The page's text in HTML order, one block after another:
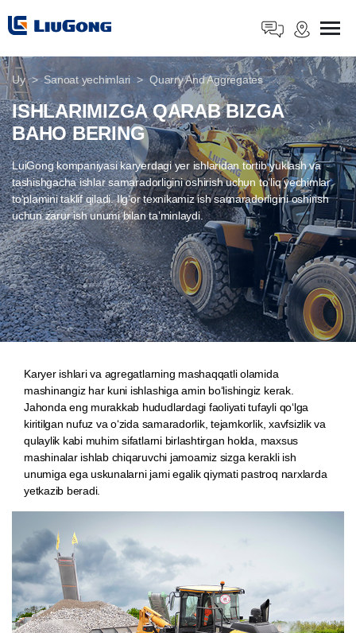
Uy Sanoat yechimlari Quarry And Aggregates
ISHLARIMIZGA QARAB BIZGA
BAHO BERING
LuiGong kompaniyasi karyerdagi yer ishlaridan tortib yuklash va
tashishgacha ishlar samaradorligini oshirish uchun toʻliq yechimlar
toʻplamini taklif qiladi. Ilgʻor texnikamiz ish samaradorligini oshirish
uchun zarur ish unumi bilan taʼminlaydi.
Karyer ishlari va agregatlarning mashaqqatli olamida
mashinangiz har kuni ishlashiga amin boʻlishingiz kerak.
Jahonda eng murakkab hududlardagi faoliyati tufayli qoʻlga
kiritilgan nufuz va oʻzida samaradorlik, tejamkorlik, xavfsizlik va
qulaylik kabi muhim sifatlarni birlashtirgan holda, maxsus
mashinalar ishlab chiqaruvchi jamoamiz sizga kerakli ish
unumiga ega uskunalarni jami egalik qiymati pastroq narxlarda
yetkazib beradi.